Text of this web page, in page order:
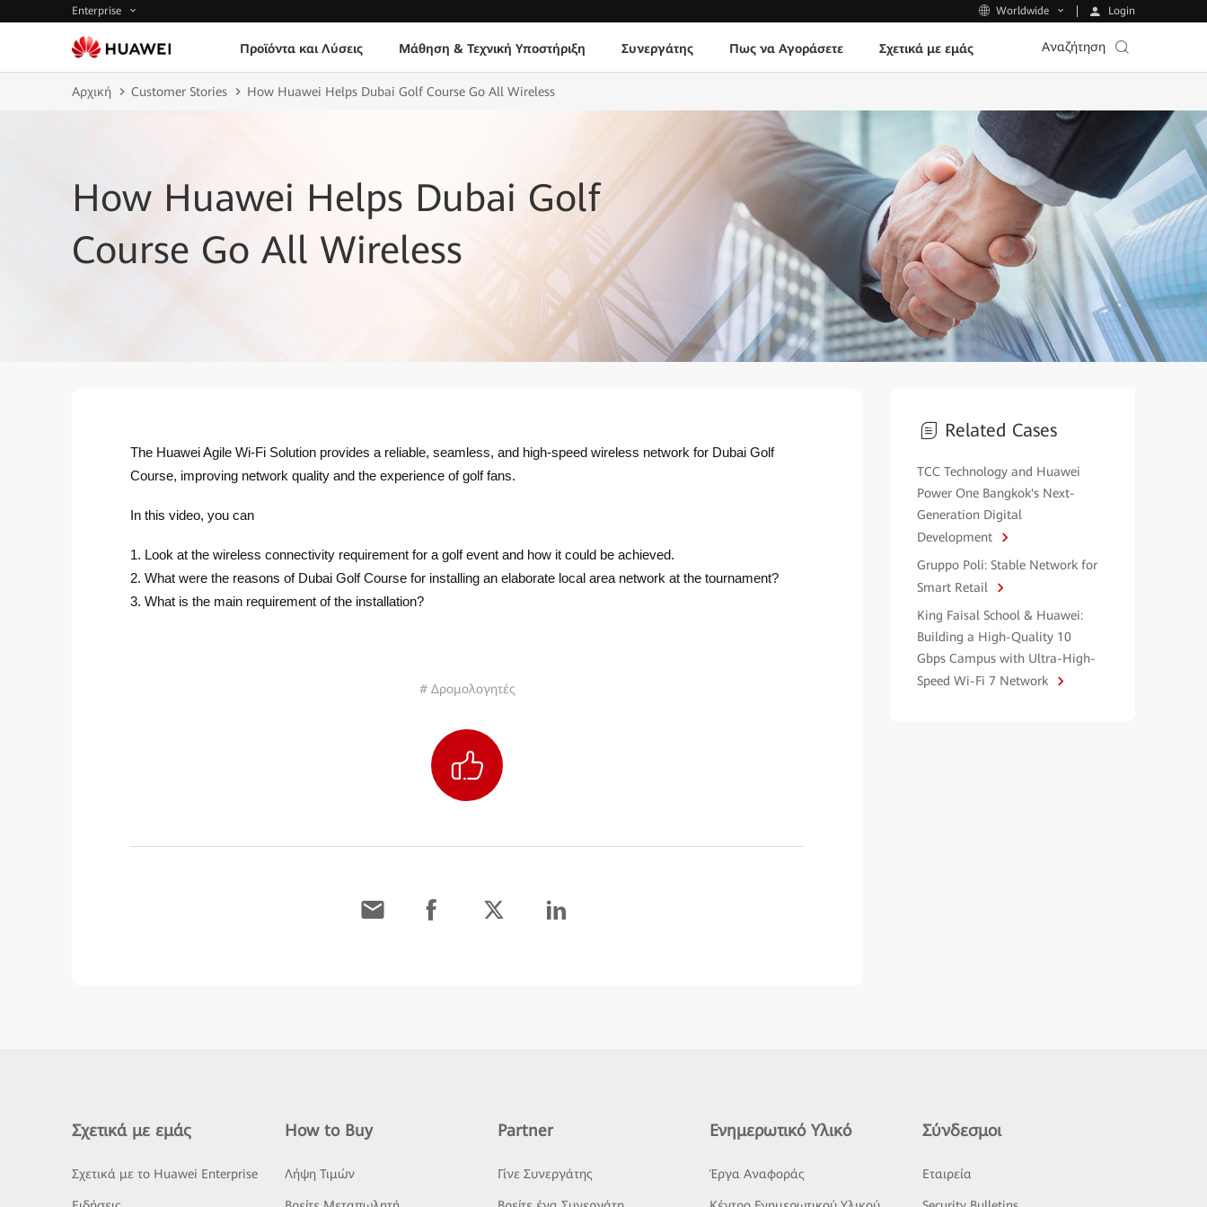
Enterprise Worldwide Login
Προϊόντα και Λύσεις Μάθηση & Τεχνική Υποστήριξη Συνεργάτης Πως να Αγοράσετε Σχετικά με εμάς Αναζήτηση
Αρχική Customer Stories How Huawei Helps Dubai Golf Course Go All Wireless
How Huawei Helps Dubai Golf
Course Go All Wireless
The Huawei Agile Wi-Fi Solution provides a reliable, seamless, and high-speed wireless network for Dubai Golf
Course, improving network quality and the experience of golf fans.
In this video, you can
1. Look at the wireless connectivity requirement for a golf event and how it could be achieved.
2. What were the reasons of Dubai Golf Course for installing an elaborate local area network at the tournament?
3. What is the main requirement of the installation?
# Δρομολογητές
Related Cases
TCC Technology and Huawei
Power One Bangkok's Next-
Generation Digital
Development
Gruppo Poli: Stable Network for
Smart Retail
King Faisal School & Huawei:
Building a High-Quality 10
Gbps Campus with Ultra-High-
Speed Wi-Fi 7 Network
Σχετικά με εμάς
Σχετικά με το Huawei Enterprise
How to Buy
Λήψη Τιμών
Partner
Γίνε Συνεργάτης
Ενημερωτικό Υλικό
Έργα Αναφοράς
Σύνδεσμοι
Εταιρεία